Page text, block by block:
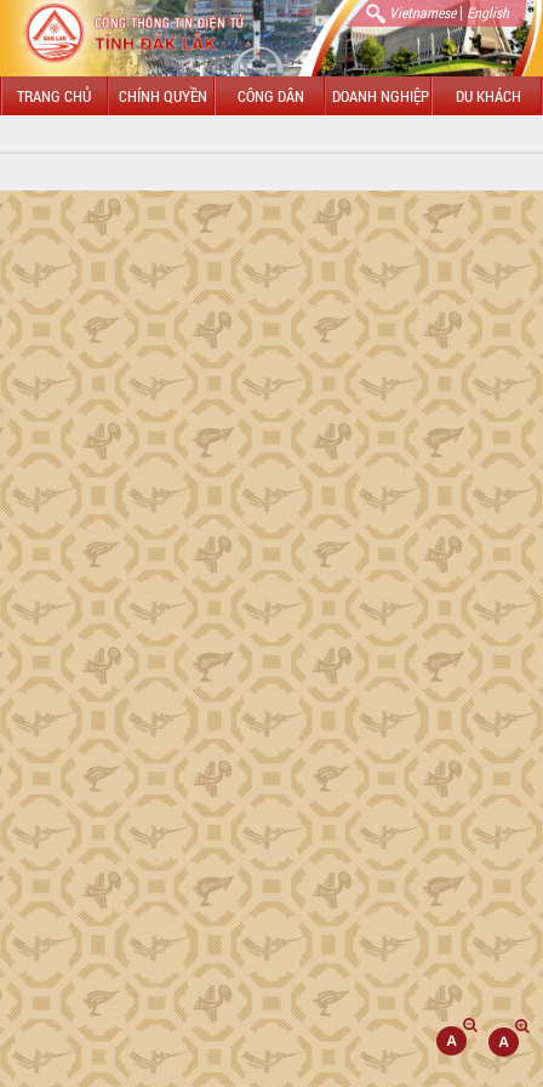
Vietnamese| English
TRANG CHỦ CHÍNH QUYỀN CÔNG DÂN DOANH NGHIỆP DU KHÁCH
Tổng quan Đắk Lắk
HĐND tỉnh Đắk Lắk
UBND tỉnh Đắk Lắk
LÃNH ĐẠO UBND TỈNH
Chủ tịch Đỗ Hữu Huy
Phó Chủ tịch Hồ Thị Nguyên Thảo
Phó Chủ tịch Nguyễn Thiên Văn
Phó Chủ tịch Trương Công Thái
Phó Chủ tịch Đào Mỹ
Phó Chủ tịch Y Nhuân Byă
TIN TỨC SỰ KIỆN
Tiếp cận thông tin
Kinh tế
Đột phá phát triển KHCN, ĐMST, CĐS
Văn hóa, Xã hội
Giảm nghèo về thông tin
Cải cách hành chính
Giáo dục, Khoa học, Công nghệ
Chương trình tái canh cây cà phê